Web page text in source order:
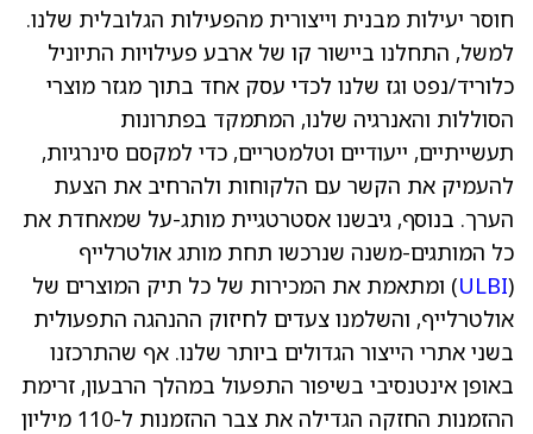
חוסר יעילות מבנית וייצורית מהפעילות הגלובלית שלנו.
למשל, התחלנו ביישור קו של ארבע פעילויות התיוניל
כלוריד/נפט וגז שלנו לכדי עסק אחד בתוך מגזר מוצרי
הסוללות והאנרגיה שלנו, המתמקד בפתרונות
תעשייתיים, ייעודיים וטלמטריים, כדי למקסם סינרגיות,
להעמיק את הקשר עם הלקוחות ולהרחיב את הצעת
הערך. בנוסף, גיבשנו אסטרטגיית מותג-על שמאחדת את
כל המותגים-משנה שנרכשו תחת מותג אולטרלייף
(
ULBI) ומתאמת את המכירות של כל תיק המוצרים של
אולטרלייף, והשלמנו צעדים לחיזוק ההנהגה התפעולית
בשני אתרי הייצור הגדולים ביותר שלנו. אף שהתרכזנו
באופן אינטנסיבי בשיפור התפעול במהלך הרבעון, זרימת
ההזמנות החזקה הגדילה את צבר ההזמנות ל-110 מיליון